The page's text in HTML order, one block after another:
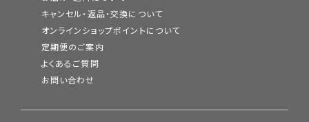
キャンセル・返品・交換について
オンラインショップポイントについて
定期便のご案内
よくあるご質問
お問い合わせ